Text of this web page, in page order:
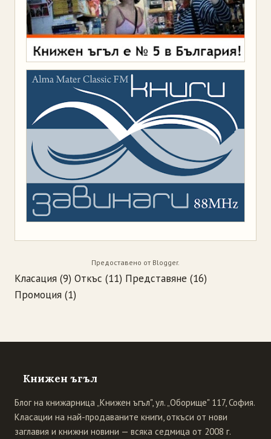
Предоставено от Blogger.
Класация (9) Откъс (11) Представяне (16)
Промоция (1)
Книжен ъгъл
Блог на книжарница „Книжен ъгъл", ул. „Оборище" 117, София.
Класации на най-продаваните книги, откъси от нови
заглавия и книжни новини — всяка седмица от 2008 г.